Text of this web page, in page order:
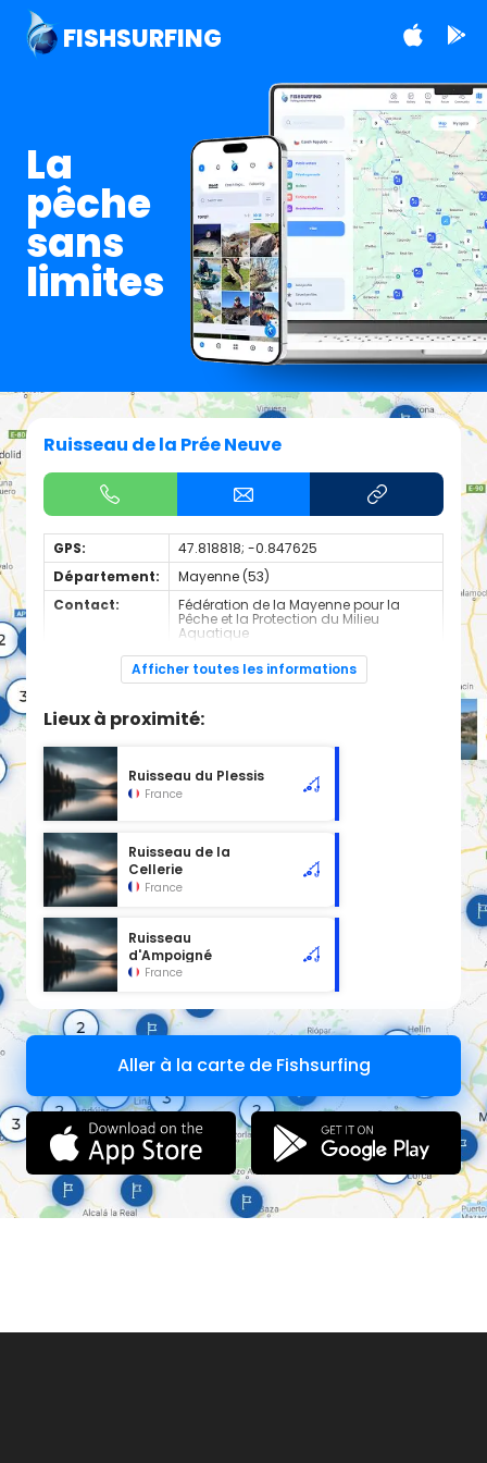
FISHSURFING
La
pêche
sans
limites
Ruisseau de la Prée Neuve
GPS:
47.818818; -0.847625
Département:
Mayenne (53)
Contact:
Fédération de la Mayenne pour la
Pêche et la Protection du Milieu
Aquatique
Espèces de
poissons:
Carnassier, carpe, poisson blanc
Cours d'eau de 2nd catégorie
Afficher toutes les informations
Lieux à proximité:
Ruisseau du Plessis
France
Ruisseau de la
Cellerie
France
Ruisseau
d'Ampoigné
France
Aller à la carte de Fishsurfing